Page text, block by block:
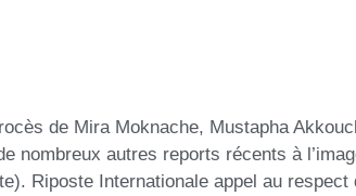
de Mira Moknache, Mustapha
nombreux autres reports récents à
Riposte Internationale appel au